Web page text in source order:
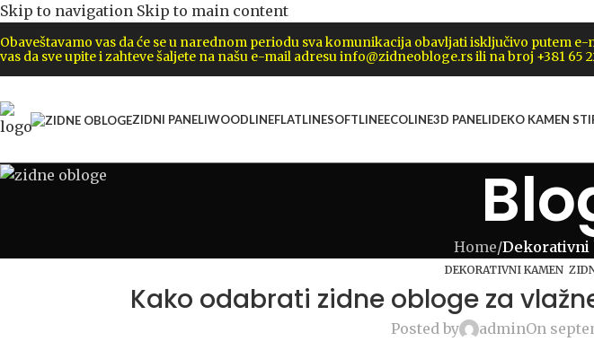
Skip to navigation Skip to main content
Obaveštavamo vas da će se u narednom periodu sva komunikacija obavljati isključivo putem
vas da sve upite i zahteve šaljete na našu e-mail adresu info@zidneobloge.rs ili na broj +381 65
ZIDNI PANELIWOODLINEFLATLINESOFTLINEECOLINE3D PANELIDEKO KAMEN
Home/Dekorativni
DEKORATIVNI KAMEN
Kako odabrati zidne obloge za
Posted by adminOn